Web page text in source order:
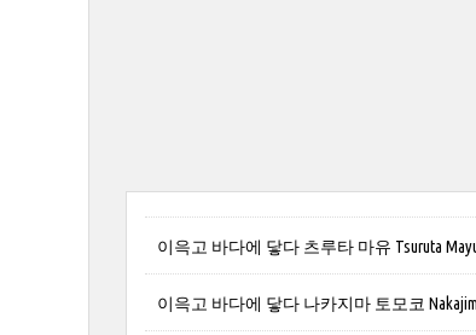
이윽고 바다에 닿다 츠루타 마유 Tsuruta
이윽고 바다에 닿다 나카지마 토모코